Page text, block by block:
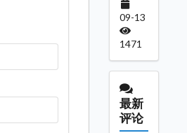
09-13
1471
最新
评论